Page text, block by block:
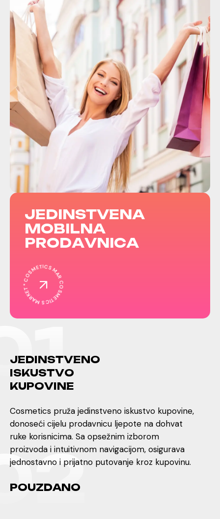
JEDINSTVENA
MOBILNA
PRODAVNICA
COSMETICS MARKET *
COSMETICS MARKET *
1
JEDINSTVENO
ISKUSTVO
KUPOVINE
Cosmetics pruža jedinstveno iskustvo kupovine,
donoseći cijelu prodavnicu ljepote na dohvat
ruke korisnicima. Sa opsežnim izborom
proizvoda i intuitivnom navigacijom, osigurava
jednostavno i prijatno putovanje kroz kupovinu.
2
POUZDANO